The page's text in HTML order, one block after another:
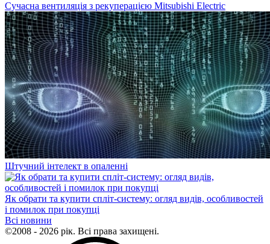
Сучасна вентиляція з рекуперацією Mitsubishi Electric
Штучний інтелект в опаленні
Як обрати та купити спліт-систему: огляд видів, особливостей
і помилок при покупці
Всі новини
©2008 - 2026 рік. Всі права захищені.